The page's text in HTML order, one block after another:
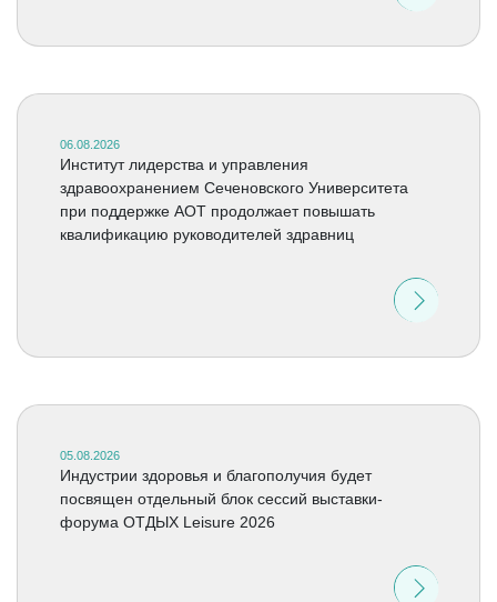
06.08.2026
Институт лидерства и управления
здравоохранением Сеченовского Университета
при поддержке АОТ продолжает повышать
квалификацию руководителей здравниц
05.08.2026
Индустрии здоровья и благополучия будет
посвящен отдельный блок сессий выставки-
форума ОТДЫХ Leisure 2026